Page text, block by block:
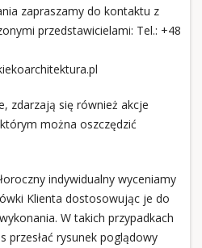
zapraszamy do kontaktu z
przedstawicielami: Tel.: +48
zdarzają się również akcje
można oszczędzić
indywidualny wyceniamy
Klienta dostosowując je do
W takich przypadkach
przesłać rysunek poglądowy